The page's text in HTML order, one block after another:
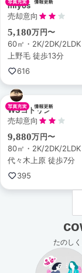
miyos
売却意向
5,180万円〜
60㎡・2K/2DK/2LDK
上野毛 徒歩13分
616
WSコトリン
売却意向
9,880万円〜
80㎡・2K/2DK/2LDK
代々木上原 徒歩7分
395
たのし